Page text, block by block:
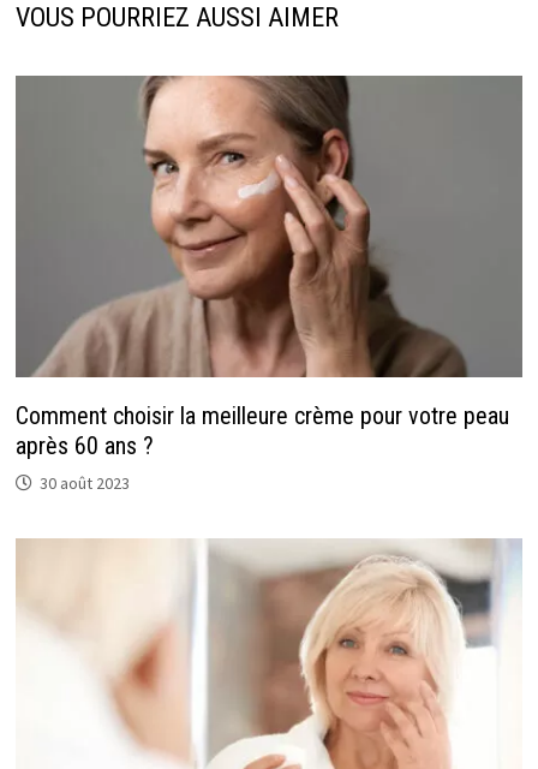
VOUS POURRIEZ AUSSI AIMER
Comment choisir la meilleure crème pour votre peau
après 60 ans ?
30 août 2023